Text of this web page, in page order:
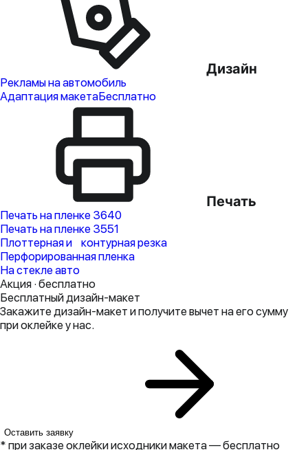
Дизайн
Рекламы на автомобиль
Адаптация макетаБесплатно
Печать
Печать на пленке 3640
Печать на пленке 3551
Плоттерная и контурная резка
Перфорированная пленка
На стекле авто
Акция · бесплатно
Бесплатный дизайн-макет
Закажите дизайн-макет и получите вычет на его сумму
при оклейке у нас.
Оставить заявку
* при заказе оклейки исходники макета — бесплатно